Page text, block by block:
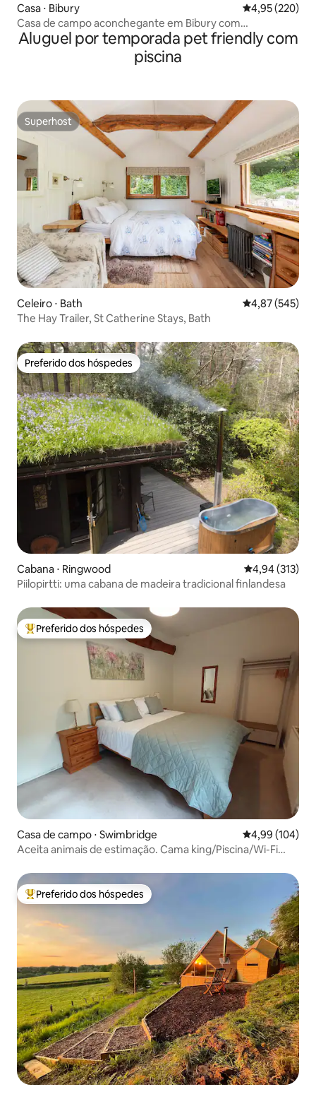
Casa ⋅ Bibury 4,95 de uma
4,95 (220)
Casa de campo aconchegante em Bibury com
estacionamento
Aluguel por temporada pet friendly com
piscina
Superhost
Superhost
Celeiro ⋅ Bath 4,87 de uma
4,87 (545)
The Hay Trailer, St Catherine Stays, Bath
Preferido dos hóspedes
Preferido dos hóspedes
Cabana ⋅ Ringwood 4,94 de uma
4,94 (313)
Piilopirtti: uma cabana de madeira tradicional finlandesa
Entre os melhores preferidos dos hóspedes
Preferido dos hóspedes
Casa de campo ⋅ Swimbridge 4,99 de uma
4,99 (104)
Aceita animais de estimação. Cama king/Piscina/Wi-Fi
Entre os melhores preferidos dos hóspedes
Preferido dos hóspedes